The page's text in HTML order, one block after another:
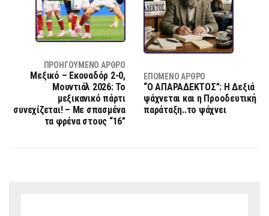
ΠΡΟΗΓΟΎΜΕΝΟ ΆΡΘΡΟ
Μεξικό – Εκουαδόρ 2-0,
Μουντιάλ 2026: Το
μεξικανικό πάρτι
συνεχίζεται! – Με σπασμένα
τα φρένα στους “16”
ΕΠΌΜΕΝΟ ΆΡΘΡΟ
“O AΠΑΡΑΔΕΚΤΟΣ”: Η Δεξιά
ψάχνεται και η Προοδευτική
παράταξη..το ψάχνει